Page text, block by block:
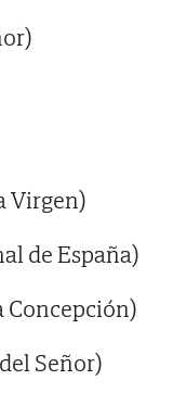
Virgen)
de España)
Concepción)
Señor)